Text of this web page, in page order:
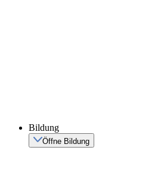
Bildung
Öffne Bildung